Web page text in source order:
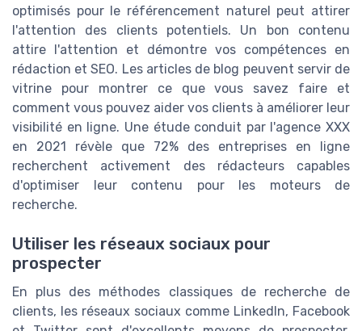
optimisés pour le référencement naturel peut attirer
l'attention des clients potentiels. Un bon contenu
attire l'attention et démontre vos compétences en
rédaction et SEO. Les articles de blog peuvent servir de
vitrine pour montrer ce que vous savez faire et
comment vous pouvez aider vos clients à améliorer leur
visibilité en ligne. Une étude conduit par l'agence XXX
en 2021 révèle que 72% des entreprises en ligne
recherchent activement des rédacteurs capables
d'optimiser leur contenu pour les moteurs de
recherche.
Utiliser les réseaux sociaux pour
prospecter
En plus des méthodes classiques de recherche de
clients, les réseaux sociaux comme LinkedIn, Facebook